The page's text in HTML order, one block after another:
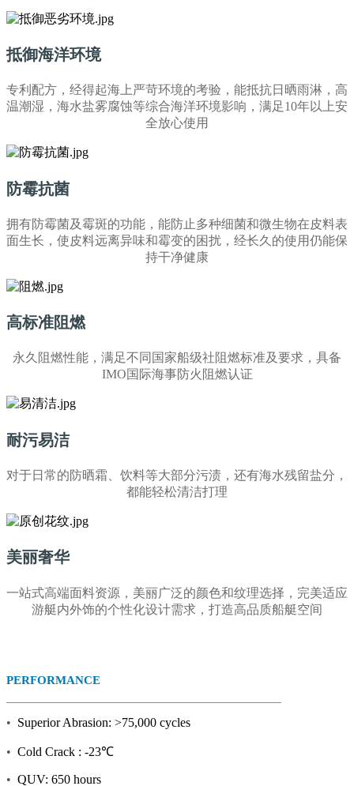
抵御海洋环境
专利配方，经得起海上严苛环境的考验，能抵抗日晒雨淋，高
温潮湿，海水盐雾腐蚀等综合海洋环境影响，满足10年以上安
全放心使用
防霉抗菌
拥有防霉菌及霉斑的功能，能防止多种细菌和微生物在皮料表
面生长，使皮料远离异味和霉变的困扰，经长久的使用仍能保
持干净健康
高标准阻燃
永久阻燃性能，满足不同国家船级社阻燃标准及要求，具备
IMO国际海事防火阻燃认证
耐污易洁
对于日常的防晒霜、饮料等大部分污渍，还有海水残留盐分，
都能轻松清洁打理
美丽奢华
一站式高端面料资源，美丽广泛的颜色和纹理选择，完美适应
游艇内外饰的个性化设计需求，打造高品质船艇空间
PERFORMANCE
• Superior Abrasion: >75,000 cycles
• Cold Crack : -23℃
• QUV: 650 hours